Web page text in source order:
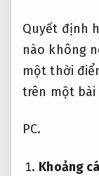
Quyết định
nào không
một thời
trên một
PC.
Khoảng